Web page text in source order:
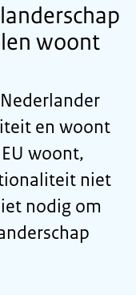
woont
en woont
woont,
niet
nodig om